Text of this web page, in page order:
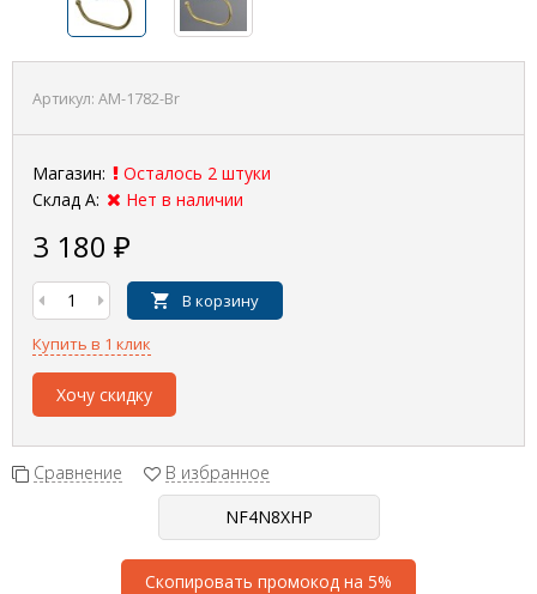
Артикул: AM-1782-Br
Магазин:
Осталось 2 штуки
Склад А:
Нет в наличии
3 180 ₽
В корзину
Купить в 1 клик
Хочу скидку
Сравнение В избранное
Скопировать промокод на 5%